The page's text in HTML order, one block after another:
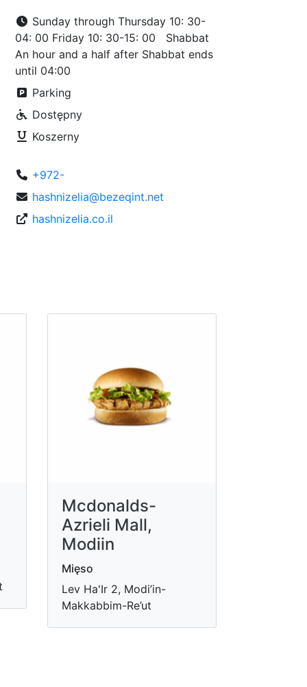
Sunday through Thursday 10: 30-
04: 00 Friday 10: 30-15: 00 Shabbat
An hour and a half after Shabbat ends
until 04:00
Parking
Dostępny
Koszerny
+972-
hashnizelia@bezeqint.net
hashnizelia.co.il
Mcdonalds-
Azrieli Mall,
Modiin
Mięso
Lev Ha'Ir 2, Modi’in-
Makkabbim-Re’ut